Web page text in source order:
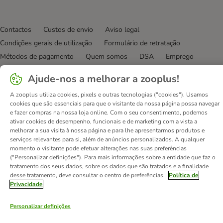
Contactos Custos de envio
Aviso legal
Condições gerais de utilização
Formulário de retratação
Métodos de pagamento
Quem somos DSA
Emprego
Política de privacidade
Declaração de acessibilidade
© zooplus SE 2026
Ajude-nos a melhorar a zooplus!
A zooplus utiliza cookies, pixels e outras tecnologias ("cookies"). Usamos
cookies que são essenciais para que o visitante da nossa página possa navegar
e fazer compras na nossa loja online. Com o seu consentimento, podemos
ativar cookies de desempenho, funcionais e de marketing com a vista a
melhorar a sua visita à nossa página e para lhe apresentarmos produtos e
serviços relevantes para si, além de anúncios personalizados. A qualquer
momento o visitante pode efetuar alterações nas suas preferências
("Personalizar definições"). Para mais informações sobre a entidade que faz o
tratamento dos seus dados, sobre os dados que são tratados e a finalidade
desse tratamento, deve consultar o centro de preferências.
Política de
Privacidade
Personalizar definições